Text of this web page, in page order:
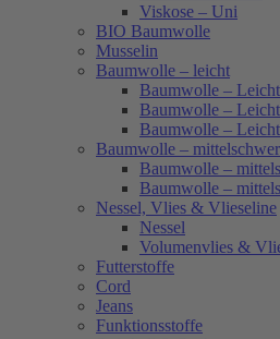
Viskose – Uni
BIO Baumwolle
Musselin
Baumwolle – leicht
Baumwolle –
Baumwolle –
Baumwolle –
Baumwolle –
Baumwolle –
Baumwolle –
Nessel, Vlies & Vlieseline
Nessel
Volumenvlies &
Futterstoffe
Cord
Jeans
Funktionsstoffe